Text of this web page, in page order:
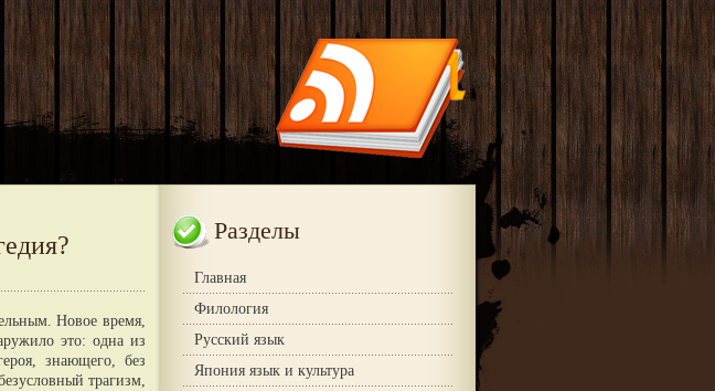
Новое время,
это: одна из
знающего, без
трагизм,
Разделы
Главная
Филология
Русский язык
Япония язык и культура